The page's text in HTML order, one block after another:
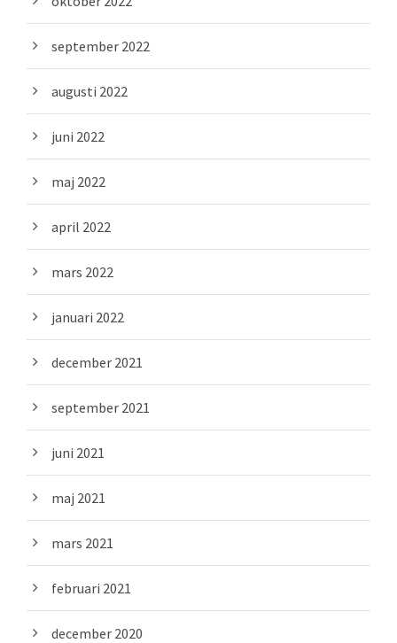
september 2022
augusti 2022
juni 2022
maj 2022
april 2022
mars 2022
januari 2022
december 2021
september 2021
juni 2021
maj 2021
mars 2021
februari 2021
december 2020